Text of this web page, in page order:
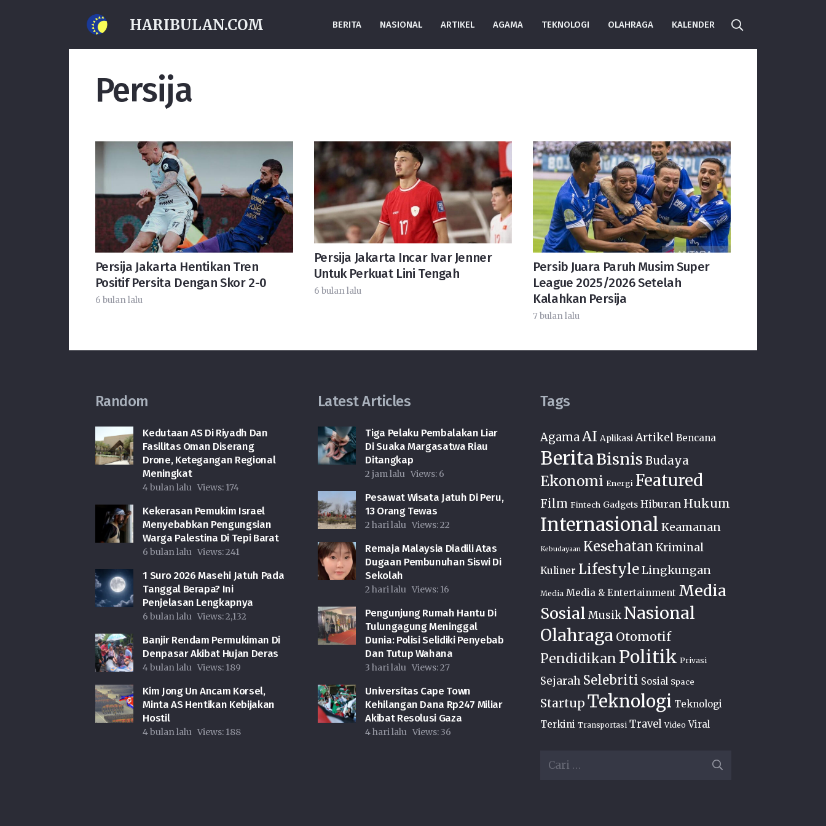
HARIBULAN.COM BERITA NASIONAL ARTIKEL AGAMA TEKNOLOGI OLAHRAGA KALENDER
Persija
Persija Jakarta Hentikan Tren
Positif Persita Dengan Skor 2-0
6 bulan lalu
Persija Jakarta Incar Ivar Jenner
Untuk Perkuat Lini Tengah
6 bulan lalu
Persib Juara Paruh Musim Super
League 2025/2026 Setelah
Kalahkan Persija
7 bulan lalu
Random
Kedutaan AS Di Riyadh Dan
Fasilitas Oman Diserang
Drone, Ketegangan Regional
Meningkat
4 bulan lalu Views: 174
Kekerasan Pemukim Israel
Menyebabkan Pengungsian
Warga Palestina Di Tepi Barat
6 bulan lalu Views:241
1 Suro 2026 Masehi Jatuh Pada
Tanggal Berapa? Ini
Penjelasan Lengkapnya
6 bulan lalu Views:2,132
Banjir Rendam Permukiman Di
Denpasar Akibat Hujan Deras
4 bulan lalu Views: 189
Kim Jong Un Ancam Korsel,
Minta AS Hentikan Kebijakan
Hostil
4 bulan lalu Views: 188
Latest Articles
Tiga Pelaku Pembalakan Liar
Di Suaka Margasatwa Riau
Ditangkap
2 jam lalu Views: 6
Pesawat Wisata Jatuh Di Peru,
13 Orang Tewas
2 hari lalu Views:22
Remaja Malaysia Diadili Atas
Dugaan Pembunuhan Siswi Di
Sekolah
2 hari lalu Views: 16
Pengunjung Rumah Hantu Di
Tulungagung Meninggal
Dunia: Polisi Selidiki Penyebab
Dan Tutup Wahana
3 hari lalu Views:27
Universitas Cape Town
Kehilangan Dana Rp247 Miliar
Akibat Resolusi Gaza
4 hari lalu Views: 36
Tags
AgamaAI Aplikasi Artikel Bencana
BeritaBisnis Budaya
Ekonomi Energi Featured
Film Fintech Gadgets Hiburan Hukum
Internasional Keamanan
Kebudayaan Kesehatan Kriminal
Kuliner LifestyleLingkungan
Media Media & Entertainment Media
Sosial Musik Nasional
Olahraga Otomotif
Pendidikan Politik Privasi
Sejarah Selebriti Sosial Space
Startup Teknologi Teknologi
Terkini Transportasi Travel Video Viral
Cari